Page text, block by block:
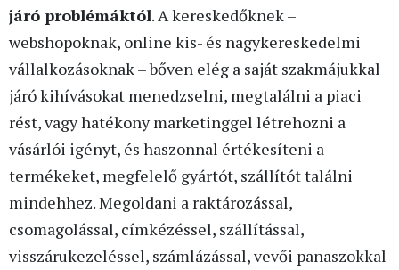
járó problémáktól. A kereskedőknek –
webshopoknak, online kis- és nagykereskedelmi
vállalkozásoknak – bőven elég a saját szakmájukkal
járó kihívásokat menedzselni, megtalálni a piaci
rést, vagy hatékony marketinggel létrehozni a
vásárlói igényt, és haszonnal értékesíteni a
termékeket, megfelelő gyártót, szállítót találni
mindehhez. Megoldani a raktározással,
csomagolással, címkézéssel, szállítással,
visszárukezeléssel, számlázással, vevői panaszokkal